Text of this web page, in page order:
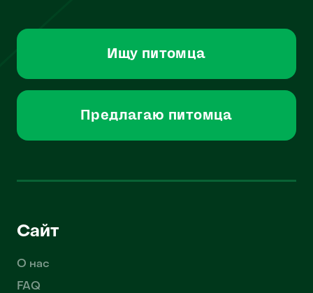
Ищу питомца
Предлагаю питомца
Сайт
О нас
FAQ